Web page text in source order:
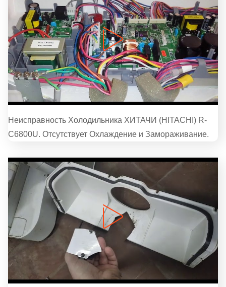
Неисправность Холодильника ХИТАЧИ (HITACHI) R-
C6800U. Отсутствует Охлаждение и Замораживание.